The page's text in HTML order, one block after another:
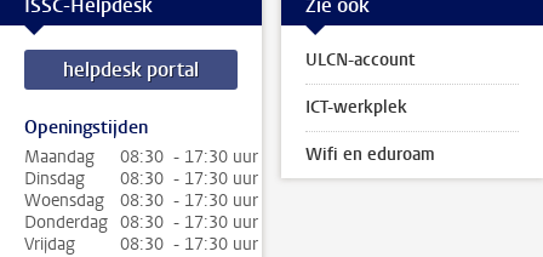
helpdesk portal
Openingstijden
Maandag
08:30 - 17:30 uur
Dinsdag
08:30 - 17:30 uur
Woensdag
08:30 - 17:30 uur
Donderdag 08:30 - 17:30 uur
Vrijdag
08:30 - 17:30 uur
ULCN-account
ICT-werkplek
Wifi en eduroam